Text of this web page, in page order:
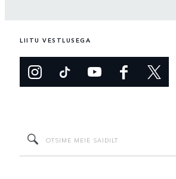
LIITU VESTLUSEGA